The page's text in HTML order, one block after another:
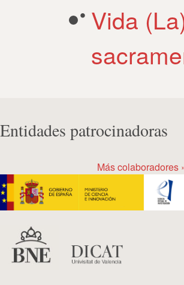
Vida
Entidades patrocinadoras
Más colaboradores